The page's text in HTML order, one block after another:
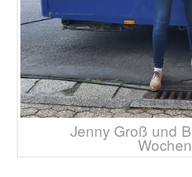
Jenny Groß und